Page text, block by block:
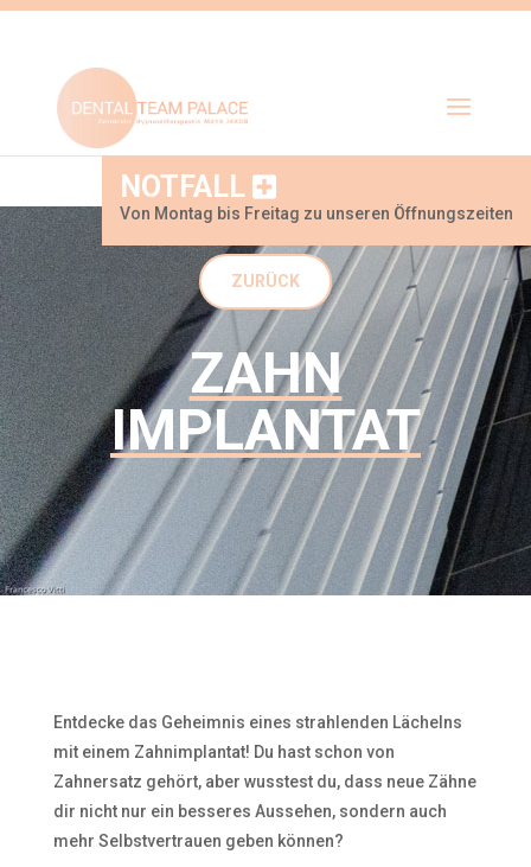
NOTFALL
Von Montag bis Freitag zu unseren Öffnungszeiten
ZURÜCK
ZAHN
IMPLANTAT
Entdecke das Geheimnis eines strahlenden Lächelns
mit einem Zahnimplantat! Du hast schon von
Zahnersatz gehört, aber wusstest du, dass neue Zähne
dir nicht nur ein besseres Aussehen, sondern auch
mehr Selbstvertrauen geben können?